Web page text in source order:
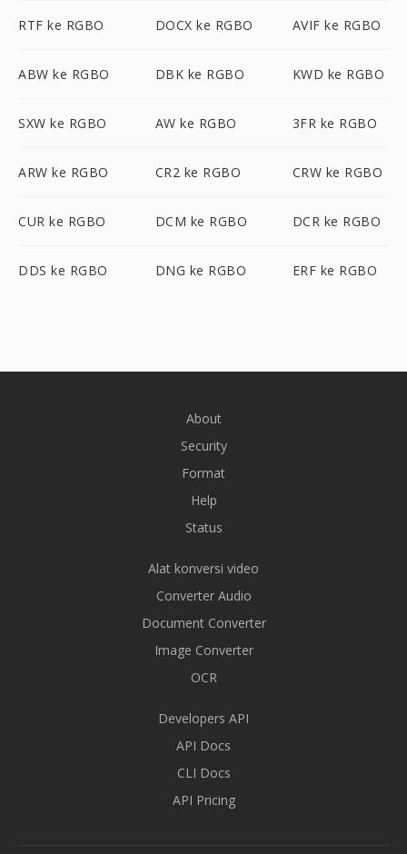
RTF ke RGBO DOCX ke RGBO AVIF ke RGBO
ABW ke RGBO DBK ke RGBO KWD ke RGBO
SXW ke RGBO AW ke RGBO 3FR ke RGBO
ARW ke RGBO CR2 ke RGBO CRW ke RGBO
CUR ke RGBO DCM ke RGBO DCR ke RGBO
DDS ke RGBO DNG ke RGBO ERF ke RGBO
About
Security
Format
Help
Status
Alat konversi video
Converter Audio
Document Converter
Image Converter
OCR
Developers API
API Docs
CLI Docs
API Pricing